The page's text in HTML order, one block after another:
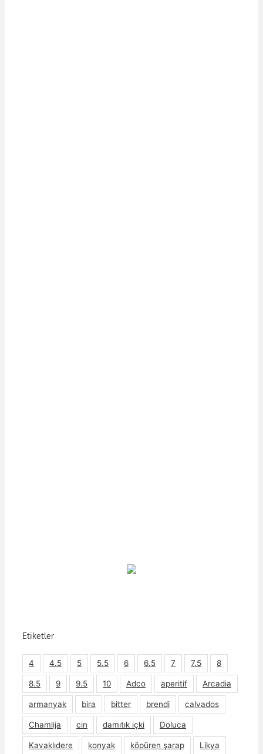
Etiketler
4 4.5 5 5.5 6 6.5 7 7.5 8
8.5 9 9.5 10 Adco aperitif Arcadia
armanyak bira bitter brendi calvados
Chamlija cin damıtık içki Doluca
Kavaklıdere konyak köpüren şarap Likya